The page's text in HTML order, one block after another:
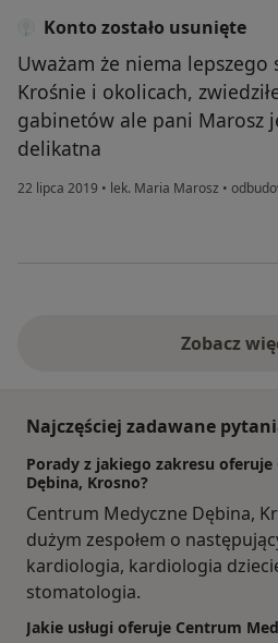
Konto zostało usunięte
Uważam że niema
Krośnie i okolicach,
gabinetów ale pani Marosz
delikatna
22 lipca 2019 • lek. Maria Marosz •
Zobacz
Najczęściej zadawane
Porady z jakiego zakresu
Dębina, Krosno?
Centrum Medyczne Dębina,
dużym zespołem o
kardiologia, kardiologia
stomatologia.
Jakie usługi oferuje Centrum